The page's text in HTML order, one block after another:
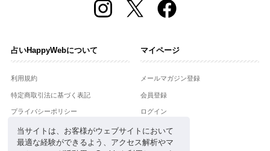
当サイトは、お客様がウェブサイトにおいて
最適な経験ができるよう、アクセス解析やマ
占いHappyWebについて
利用規約
特定商取引法に基づく表記
プライバシーポリシー
運営会社
お問合せ
マイページ
メールマガジン登録
会員登録
ログイン